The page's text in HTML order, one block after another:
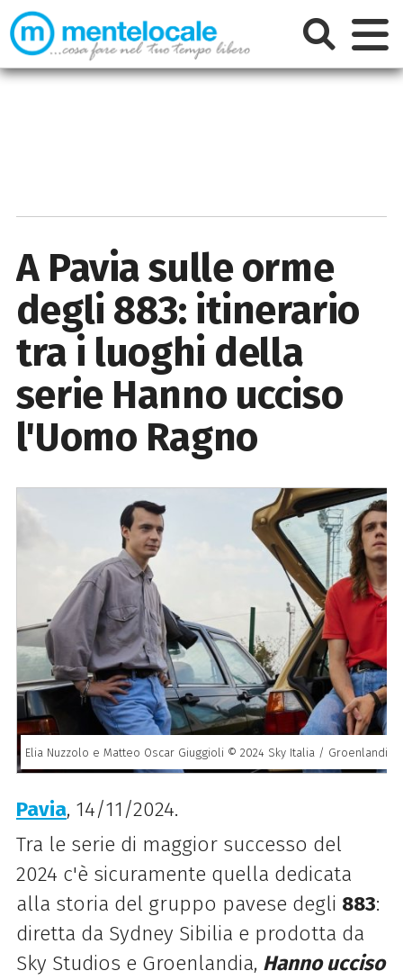
A Pavia sulle orme
degli 883: itinerario
tra i luoghi della
serie Hanno ucciso
l'Uomo Ragno
Elia Nuzzolo e Matteo Oscar Giuggioli © 2024 Sky Italia / Groenlandia
Pavia, 14/11/2024.
Tra le serie di maggior successo del
2024 c'è sicuramente quella dedicata
alla storia del gruppo pavese degli 883:
diretta da Sydney Sibilia e prodotta da
Sky Studios e Groenlandia, Hanno ucciso